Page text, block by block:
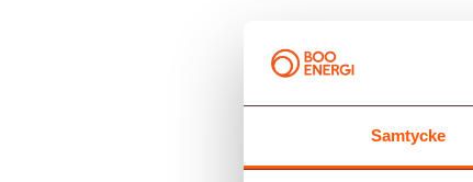
Samtycke